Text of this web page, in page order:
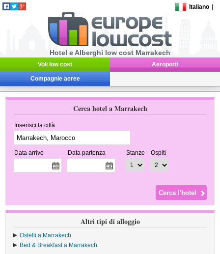
Italiano
Hotel e Alberghi low cost Marrakech
Voli low cost Aeroporti
Compagnie aeree
Cerca hotel a Marrakech
Inserisci la città
Data arrivo Data partenza Stanze Ospiti
Altri tipi di alloggio
Ostelli a Marrakech
Bed & Breakfast a Marrakech